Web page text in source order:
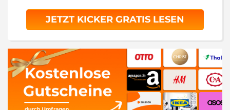
JETZT KICKER GRATIS LESEN